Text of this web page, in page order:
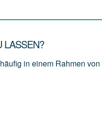
LASSEN?
in einem Rahmen von